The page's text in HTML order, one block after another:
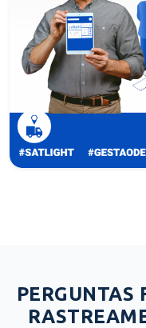
PERGUNTAS